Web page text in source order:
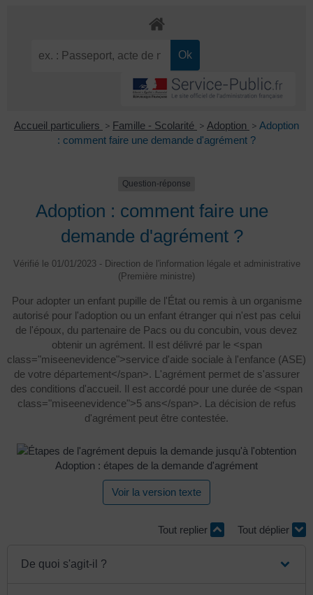
Accueil particuliers > Famille - Scolarité > Adoption > Adoption
: comment faire une demande d'agrément ?
Question-réponse
Adoption : comment faire une
demande d'agrément ?
Vérifié le 01/01/2023 - Direction de l'information légale et administrative
(Première ministre)
Pour adopter un enfant pupille de l'État ou remis à un organisme
autorisé pour l'adoption ou un enfant étranger qui n'est pas celui
de l'époux, du partenaire de Pacs ou du concubin, vous devez
obtenir un agrément. Il est délivré par le <span
class="miseenevidence">service d'aide sociale à l'enfance (ASE)
de votre département</span>. L'agrément permet de s'assurer
des conditions d'accueil. Il est accordé pour une durée de <span
class="miseenevidence">5 ans</span>. La décision de refus
d'agrément peut être contestée.
Adoption : étapes de la demande d'agrément
Voir la version texte
Tout replier Tout déplier
De quoi s'agit-il ?